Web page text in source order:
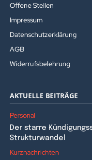
Offene Stellen
Impressum
Datenschutzerklärung
AGB
Widerrufsbelehrung
AKTUELLE BEITRÄGE
Personal
Der starre
Strukturwandel
Kurznachrichten